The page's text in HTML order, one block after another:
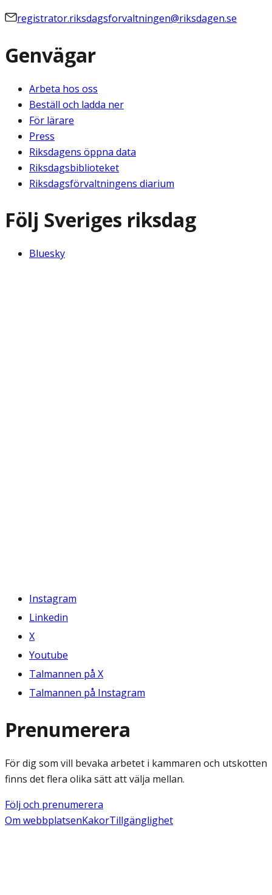
registrator.riksdagsforvaltningen@riksdagen.se
Genvägar
Arbeta hos oss
Beställ och ladda ner
För lärare
Press
Riksdagens öppna data
Riksdagsbiblioteket
Riksdagsförvaltningens diarium
Följ Sveriges riksdag
Bluesky
Instagram
Linkedin
X
Youtube
Talmannen på X
Talmannen på Instagram
Prenumerera
För dig som vill bevaka arbetet i kammaren och utskotten
finns det flera olika sätt att välja mellan.
Följ och prenumerera
Om webbplatsenKakorTillgänglighet